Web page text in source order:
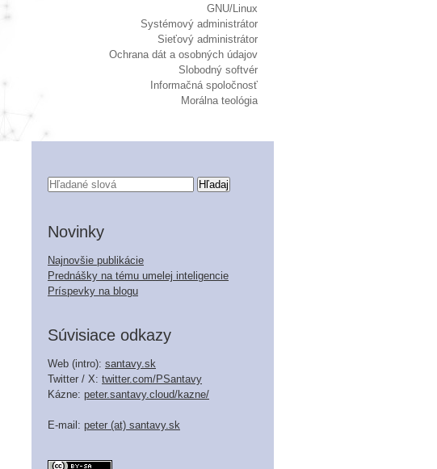
GNU/Linux
Systémový administrátor
Sieťový administrátor
Ochrana dát a osobných údajov
Slobodný softvér
Informačná spoločnosť
Morálna teológia
Novinky
Najnovšie publikácie
Prednášky na tému umelej inteligencie
Príspevky na blogu
Súvisiace odkazy
Web (intro): santavy.sk
Twitter / X: twitter.com/PSantavy
Kázne: peter.santavy.cloud/kazne/
E-mail: peter (at) santavy.sk